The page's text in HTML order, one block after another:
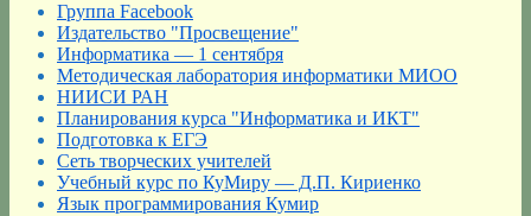
Группа Facebook
Издательство "Просвещение"
Информатика — 1 сентября
Методическая лаборатория информатики МИОО
НИИСИ РАН
Планирования курса "Информатика и ИКТ"
Подготовка к ЕГЭ
Сеть творческих учителей
Учебный курс по КуМиру — Д.П. Кириенко
Язык программирования Кумир